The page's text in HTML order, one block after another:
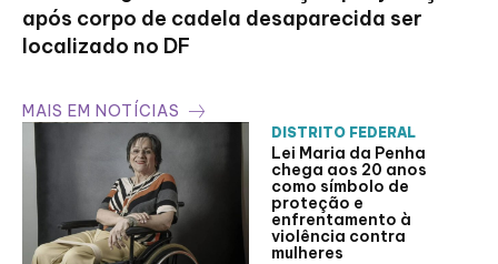
após corpo de cadela desaparecida ser
localizado no DF
MAIS EM NOTÍCIAS
DISTRITO FEDERAL
Lei Maria da Penha
chega aos 20 anos
como símbolo de
proteção e
enfrentamento à
violência contra
mulheres